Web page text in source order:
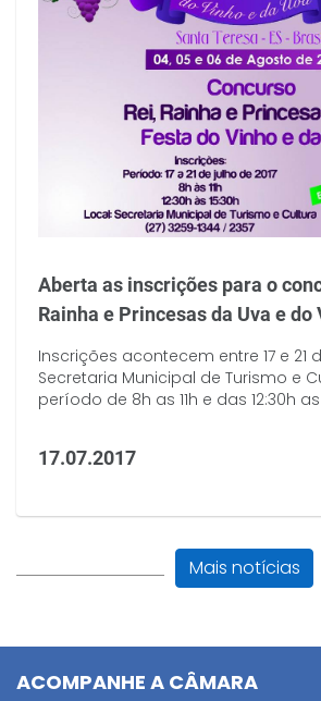
Aberta as inscrições para o
Rainha e Princesas da Uva e do
Inscrições acontecem entre 17 e 21
Secretaria Municipal de Turismo e
período de 8h as 11h e das 12:30h as
17.07.2017
Mais notícias
ACOMPANHE A CÂMARA